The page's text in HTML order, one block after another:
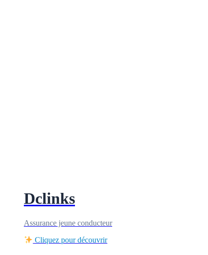
Dclinks
Assurance jeune conducteur
Cliquez pour découvrir